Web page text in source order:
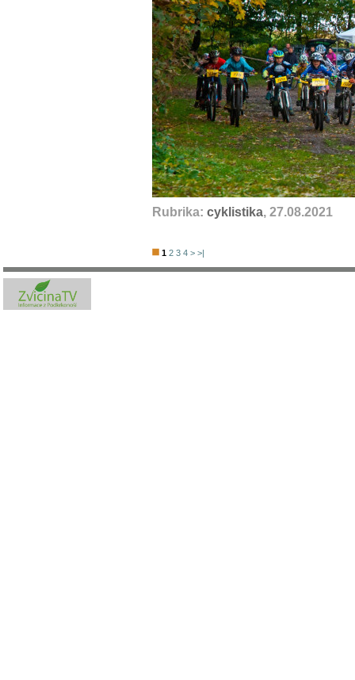
Rubrika: cyklistika, 27.08.2021
1 2 3 4 > >|